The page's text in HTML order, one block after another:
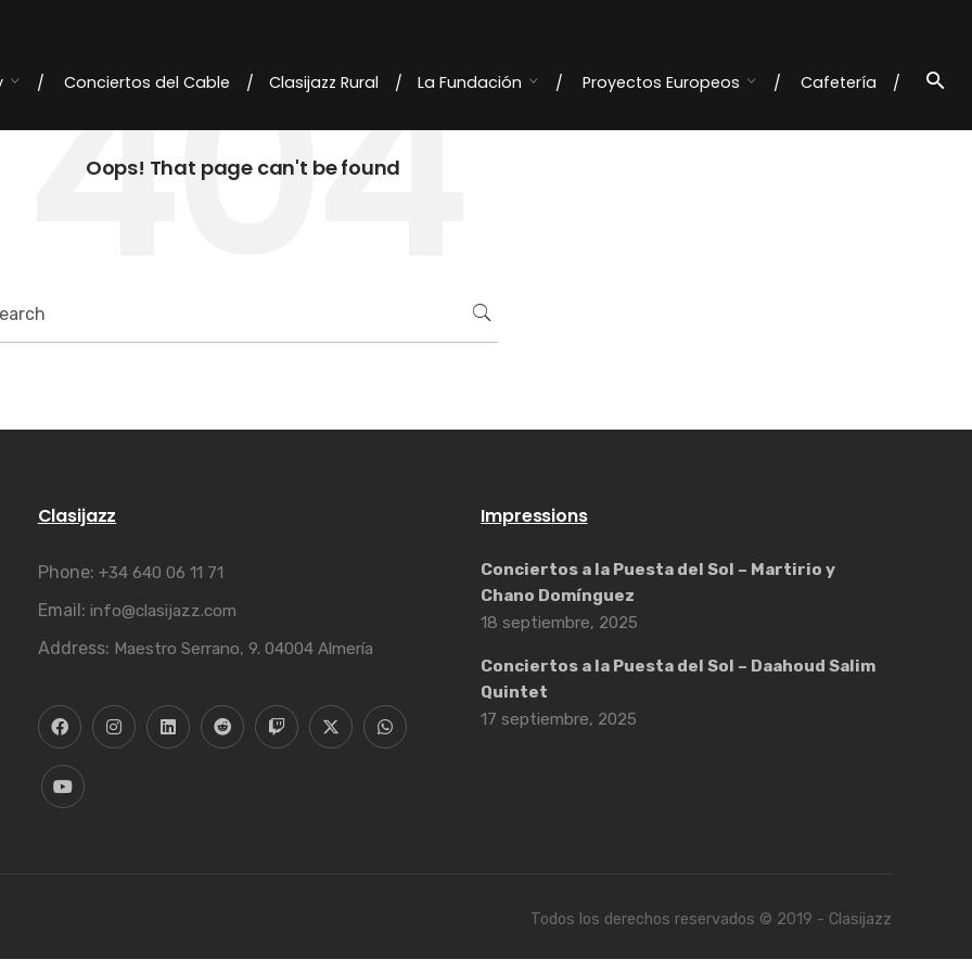
Conciertos del Cable Clasijazz Rural La Fundación Proyectos Europeos
Cafetería
404
Oops! That page can't be found
Clasijazz
Phone: +34 640 06 11 71
Email: info@clasijazz.com
Address: Maestro Serrano, 9. 04004 Almería
Impressions
Conciertos a la Puesta del Sol – Martirio y
Chano Domínguez
18 septiembre, 2025
Conciertos a la Puesta del Sol – Daahoud Salim
Quintet
17 septiembre, 2025
Todos los derechos reservados © 2019 - Clasijazz